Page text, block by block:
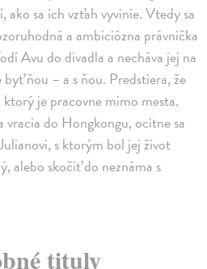
ako sa ich vzťah vyvinie. Vtedy sa
a ambiciózna právnička
Avu do divadla a necháva jej na
ňou – a s ňou. Predstiera, že
je pracovne mimo mesta.
vracia do Hongkongu, ocitne sa
s ktorým bol jej život
alebo skočiť do neznáma s
tituly